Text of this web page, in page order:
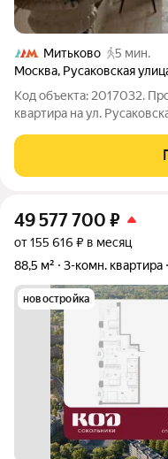
Митьково
5 мин.
Москва, Русаковская
Код объекта: 2017032.
квартира на ул. Русаковская, д. 2 идеальный
87,6 кв.м., включая
полноценные
49 577 700 ₽
от 155 616 ₽ в месяц
88,5 м²
3-комн. квартира
новостройка